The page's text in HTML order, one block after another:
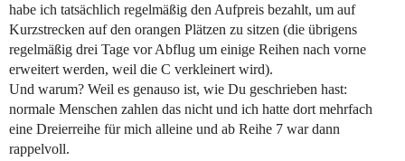
habe ich tatsächlich regelmäßig den Aufpreis bezahlt, um auf
Kurzstrecken auf den orangen Plätzen zu sitzen (die übrigens
regelmäßig drei Tage vor Abflug um einige Reihen nach vorne
erweitert werden, weil die C verkleinert wird).
Und warum? Weil es genauso ist, wie Du geschrieben hast:
normale Menschen zahlen das nicht und ich hatte dort mehrfach
eine Dreierreihe für mich alleine und ab Reihe 7 war dann
rappelvoll.